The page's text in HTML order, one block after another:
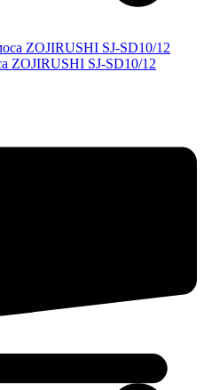
ZOJIRUSHI SJ-SD10/12